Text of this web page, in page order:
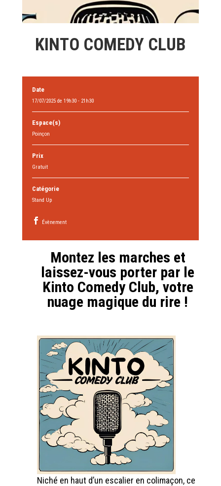
KINTO COMEDY CLUB
Date
17/07/2025 de 19h30 - 21h30
Espace(s)
Poinçon
Prix
Gratuit
Catégorie
Stand Up
Évènement
Montez les marches et
laissez-vous porter par le
Kinto Comedy Club, votre
nuage magique du rire !
Niché en haut d’un escalier en colimaçon, ce